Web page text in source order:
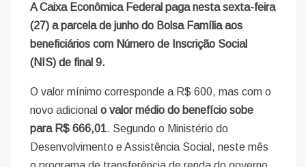
A Caixa Econômica Federal paga nesta sexta-feira
(27) a parcela de junho do Bolsa Família aos
beneficiários com Número de Inscrição Social
(NIS) de final 9.
O valor mínimo corresponde a R$ 600, mas com o
novo adicionalo valor médio do benefício sobe
para R$ 666,01. Segundo o Ministério do
Desenvolvimento e Assistência Social, neste mês